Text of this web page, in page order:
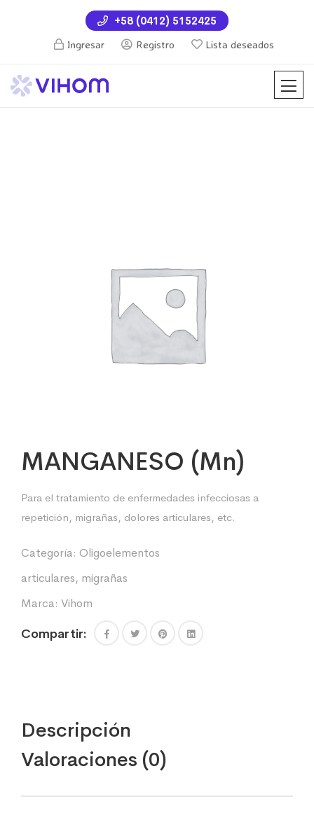
+58 (0412) 5152425
Ingresar
Registro Lista deseados
MANGANESO (Mn)
Para el tratamiento de enfermedades infecciosas a
repetición, migrañas, dolores articulares, etc.
Categoría: Oligoelementos
articulares, migrañas
Marca: Vihom
Compartir:
Descripción
Valoraciones (0)